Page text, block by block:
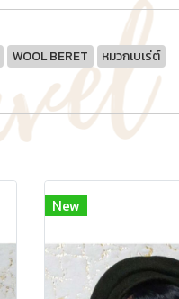
WOOL BERET หมวกเบเร่ต์
New